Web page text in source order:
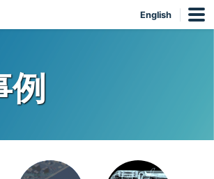
English
例